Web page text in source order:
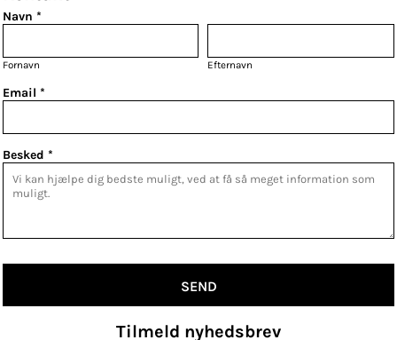
Navn *
Fornavn Efternavn
Email *
Besked *
SEND
Tilmeld nyhedsbrev